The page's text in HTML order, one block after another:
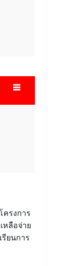
ครงการ
ลือจ่าย
ยนการ